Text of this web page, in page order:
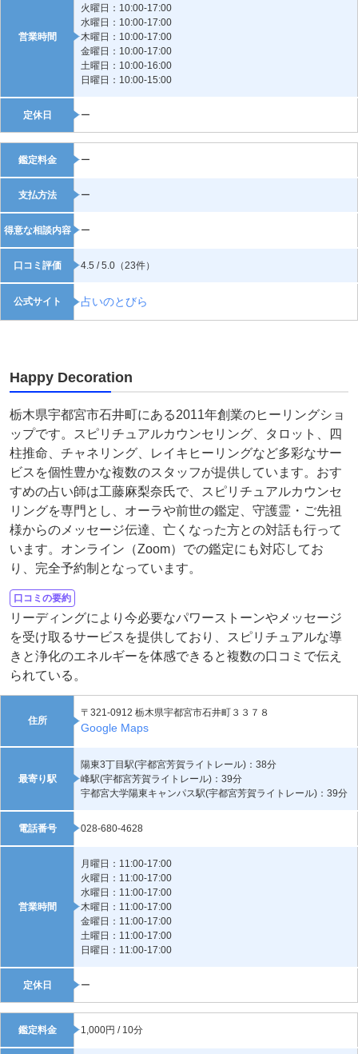
営業時間
火曜日：10:00-17:00
水曜日：10:00-17:00
木曜日：10:00-17:00
金曜日：10:00-17:00
土曜日：10:00-16:00
日曜日：10:00-15:00
定休日 ー
鑑定料金 ー
支払方法 ー
得意な相談内容 ー
口コミ評価 4.5 / 5.0（23件）
公式サイト 占いのとびら
Happy Decoration
栃木県宇都宮市石井町にある2011年創業のヒーリングショ
ップです。スピリチュアルカウンセリング、タロット、四
柱推命、チャネリング、レイキヒーリングなど多彩なサー
ビスを個性豊かな複数のスタッフが提供しています。おす
すめの占い師は工藤麻梨奈氏で、スピリチュアルカウンセ
リングを専門とし、オーラや前世の鑑定、守護霊・ご先祖
様からのメッセージ伝達、亡くなった方との対話も行って
います。オンライン（Zoom）での鑑定にも対応してお
り、完全予約制となっています。
口コミの要約
リーディングにより今必要なパワーストーンやメッセージ
を受け取るサービスを提供しており、スピリチュアルな導
きと浄化のエネルギーを体感できると複数の口コミで伝え
られている。
住所
〒321-0912 栃木県宇都宮市石井町３３７８
Google Maps
最寄り駅
陽東3丁目駅(宇都宮芳賀ライトレール)：38分
峰駅(宇都宮芳賀ライトレール)：39分
宇都宮大学陽東キャンパス駅(宇都宮芳賀ライトレール)：39分
電話番号 028-680-4628
営業時間
月曜日：11:00-17:00
火曜日：11:00-17:00
水曜日：11:00-17:00
木曜日：11:00-17:00
金曜日：11:00-17:00
土曜日：11:00-17:00
日曜日：11:00-17:00
定休日 ー
鑑定料金 1,000円 / 10分